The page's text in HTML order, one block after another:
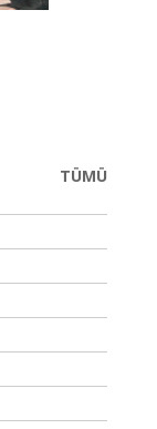
TÜMÜ